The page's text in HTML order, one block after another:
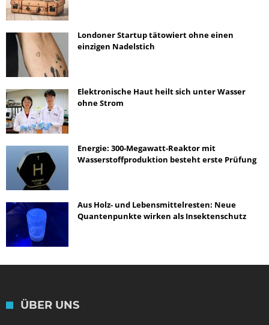
Londoner Startup tätowiert ohne einen
einzigen Nadelstich
Elektronische Haut heilt sich unter Wasser
ohne Strom
Energie: 300-Megawatt-Reaktor mit
Wasserstoffproduktion besteht erste Prüfung
Aus Holz- und Lebensmittelresten: Neue
Quantenpunkte wirken als Insektenschutz
ÜBER UNS